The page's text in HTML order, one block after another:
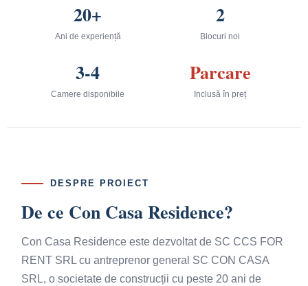
20+
Ani de experiență
2
Blocuri noi
3-4
Camere disponibile
Parcare
Inclusă în preț
DESPRE PROIECT
De ce Con Casa Residence?
Con Casa Residence este dezvoltat de SC CCS FOR
RENT SRL cu antreprenor general SC CON CASA
SRL, o societate de construcții cu peste 20 ani de